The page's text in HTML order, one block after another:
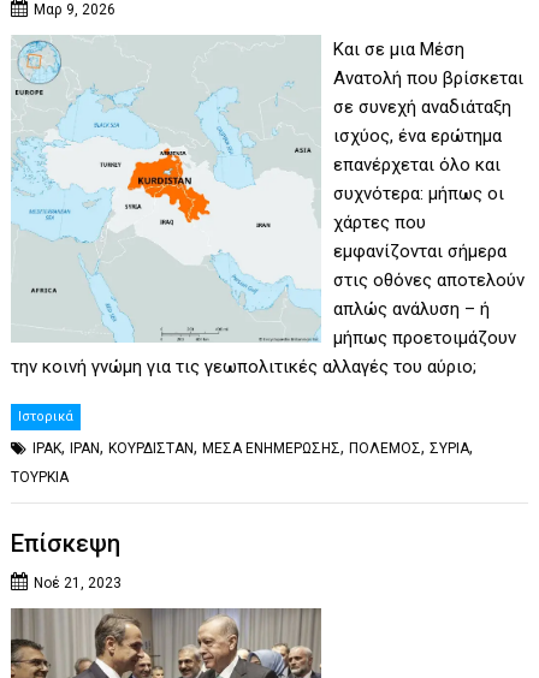
Μαρ 9, 2026
Και σε μια Μέση
Ανατολή που βρίσκεται
σε συνεχή αναδιάταξη
ισχύος, ένα ερώτημα
επανέρχεται όλο και
συχνότερα: μήπως οι
χάρτες που
εμφανίζονται σήμερα
στις οθόνες αποτελούν
απλώς ανάλυση – ή
μήπως προετοιμάζουν
την κοινή γνώμη για τις γεωπολιτικές αλλαγές του αύριο;
Ιστορικά
ΙΡΑΚ, ΙΡΑΝ,ΚΟΥΡΔΙΣΤΑΝ,ΜΕΣΑ ΕΝΗΜΕΡΩΣΗΣ,ΠΟΛΕΜΟΣ,ΣΥΡΙΑ,
ΤΟΥΡΚΙΑ
Επίσκεψη
Νοέ 21, 2023